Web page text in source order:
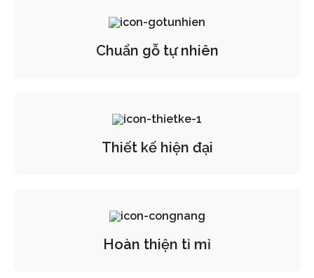
Chuẩn gỗ tự nhiên
Thiết kế hiện đại
Hoàn thiện tỉ mỉ